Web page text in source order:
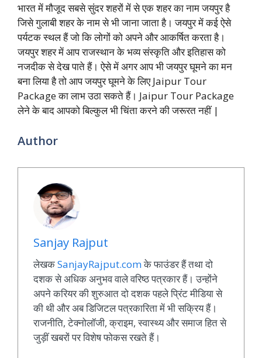
भारत में मौजूद सबसे सुंदर शहरों में से एक शहर का नाम जयपुर है
जिसे गुलाबी शहर के नाम से भी जाना जाता है। जयपुर में कई ऐसे
पर्यटक स्थल हैं जो कि लोगों को अपने और आकर्षित करता है।
जयपुर शहर में आप राजस्थान के भव्य संस्कृति और इतिहास को
नजदीक से देख पाते हैं। ऐसे में अगर आप भी जयपुर घूमने का मन
बना लिया है तो आप जयपुर घूमने के लिए Jaipur Tour
Package का लाभ उठा सकते हैं। Jaipur Tour Package
लेने के बाद आपकोबिल्कुल भी चिंता करने की जरूरत नहीं |
Author
Sanjay Rajput
लेखकSanjayRajput.comके फाउंडर हैं तथा दो
दशक से अधिक अनुभव वाले वरिष्ठ पत्रकार हैं। उन्होंने
अपने करियर की शुरुआत दो दशक पहले प्रिंट मीडिया से
की थी और अब डिजिटल पत्रकारिता में भी सक्रिय हैं।
राजनीति, टेक्नोलॉजी, क्राइम, स्वास्थ्य और समाज हित से
जुड़ीं खबरों पर विशेष फोकस रखते हैं।